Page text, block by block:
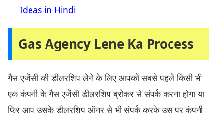
Ideas in Hindi
Gas Agency Lene Ka Process
गैस एजेंसी की डीलरशिप लेने के लिए आपको सबसे पहले किसी भी
एक कंपनी के गैस एजेंसी डीलरशिप ब्रोकर से संपर्क करना होगा या
फिर आप उसके डीलरशिप ऑनर से भी संपर्क करके उस पर कंपनी